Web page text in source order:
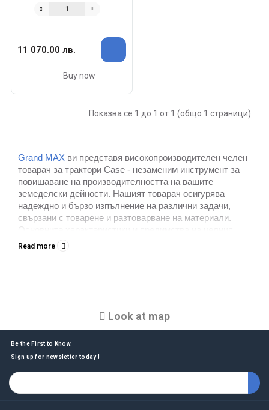
11 070.00 лв.
Buy now
Показва се 1 до 1 от 1 (общо 1 страници)
Grand MAX ви представя високопроизводителен челен
товарач за трактори Case - незаменим инструмент за
повишаване на производителността на вашите
земеделски дейности. Нашият товарач осигурява
надеждно и бързо изпълнение на различни задачи,
свързани с товарене и разтоварване на материали.
Основните характеристики и предимства на челния
товарач Case от Grand MAX:
Универсалност: Челният товарач Coon на Case е
Защо трябва да закупите
Read more
Look at map
Be the First to Know.
Sign up for newsletter today !